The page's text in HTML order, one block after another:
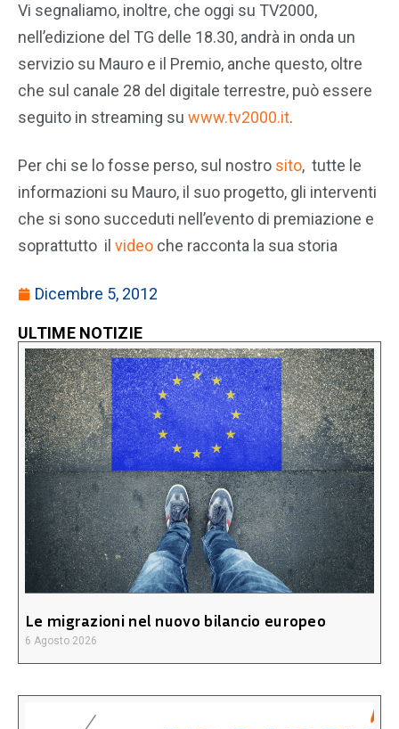
Vi segnaliamo, inoltre, che oggi su TV2000,
nell’edizione del TG delle 18.30, andrà in onda un
servizio su Mauro e il Premio, anche questo, oltre
che sul canale 28 del digitale terrestre, può essere
seguito in streaming su www.tv2000.it.
Per chi se lo fosse perso, sul nostro sito, tutte le
informazioni su Mauro, il suo progetto, gli interventi
che si sono succeduti nell’evento di premiazione e
soprattutto il video che racconta la sua storia
Dicembre 5, 2012
ULTIME NOTIZIE
Le migrazioni nel nuovo bilancio europeo
6 Agosto 2026